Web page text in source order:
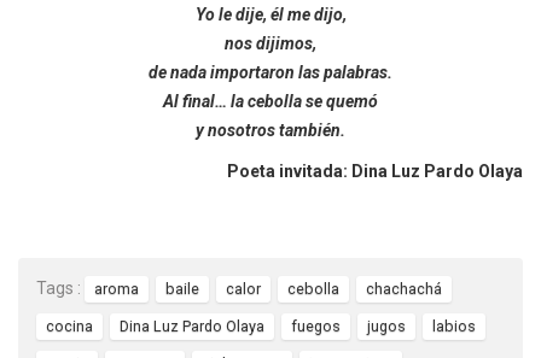
Yo le dije, él me dijo,
nos dijimos,
de nada importaron las palabras.
Al final… la cebolla se quemó
y nosotros también.
Poeta invitada: Dina Luz Pardo Olaya
Tags : aroma baile calor cebolla chachachá
cocina Dina Luz Pardo Olaya fuegos jugos labios